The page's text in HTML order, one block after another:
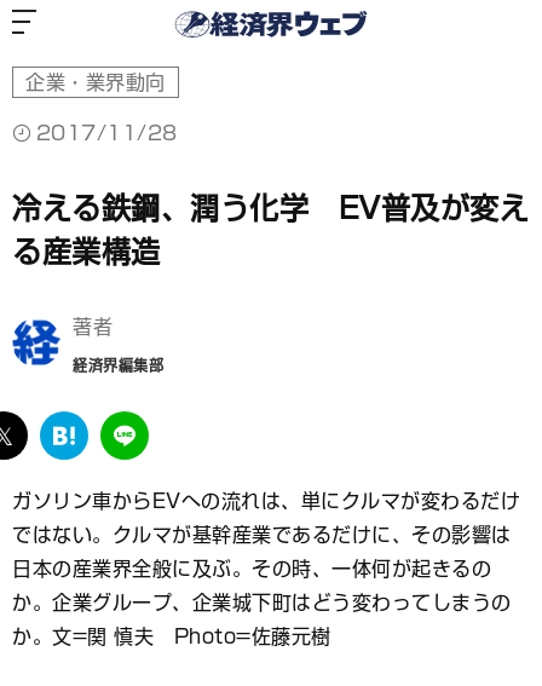
企業・業界動向
2017/11/28
冷える鉄鋼、潤う化学 EV普及が変え
る産業構造
著者
経済界編集部
twitter
は
な
ッ
ク
マ
ー
ク
LINE
ガソリン車からEVへの流れは、単にクルマが変わるだけ
ではない。クルマが基幹産業であるだけに、その影響は
日本の産業界全般に及ぶ。その時、一体何が起きるの
か。企業グループ、企業城下町はどう変わってしまうの
か。文=関 慎夫 Photo=佐藤元樹